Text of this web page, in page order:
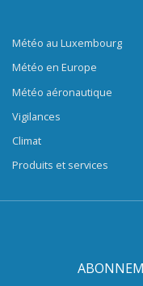
Météo au Luxembourg
Météo en Europe
Météo aéronautique
Vigilances
Climat
Produits et services